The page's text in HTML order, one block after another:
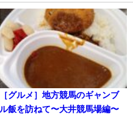
［グルメ］地方競馬のギャンブ
ル飯を訪ねて〜大井競馬場編〜